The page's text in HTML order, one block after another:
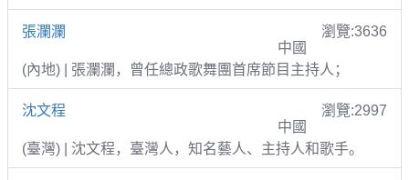
張瀾瀾
瀏覽:3636
中國
(內地) | 張瀾瀾，曾任總政歌舞團首席節目主持人；
沈文程
瀏覽:2997
中國
(臺灣) | 沈文程，臺灣人，知名藝人、主持人和歌手。